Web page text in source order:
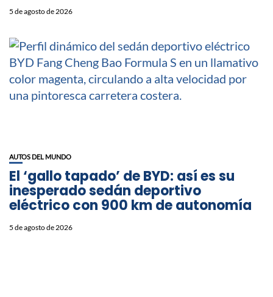
5 de agosto de 2026
AUTOS DEL MUNDO
El ‘gallo tapado’ de BYD: así es su
inesperado sedán deportivo
eléctrico con 900 km de autonomía
5 de agosto de 2026